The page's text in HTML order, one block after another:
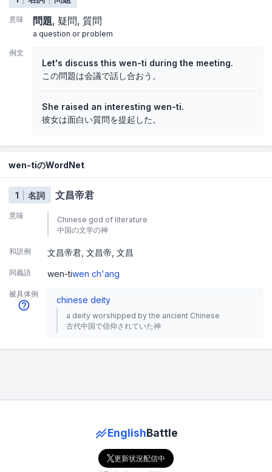
意味 問題 疑問 質問
a question or problem
例文
Let's discuss this wen-ti during the meeting.
この問題は会議で話し合おう。
She raised an interesting wen-ti.
彼女は面白い質問を提起した。
wen-tiのWordNet
1 名詞 文昌帝君
意味
Chinese god of literature
中国の文学の神
和訳例 文昌帝君 文昌帝 文昌
同義語 wen-tiwen ch'ang
被具体例
chinese deity
a deity worshipped by the ancient Chinese
古代中国で信仰されていた神
EnglishBattle
更新状況配信中